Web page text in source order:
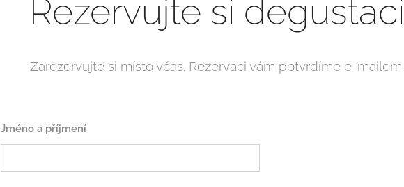
Rezervujte si degustaci
Zarezervujte si místo včas. Rezervaci vám potvrdíme e-mailem.
Jméno a příjmení